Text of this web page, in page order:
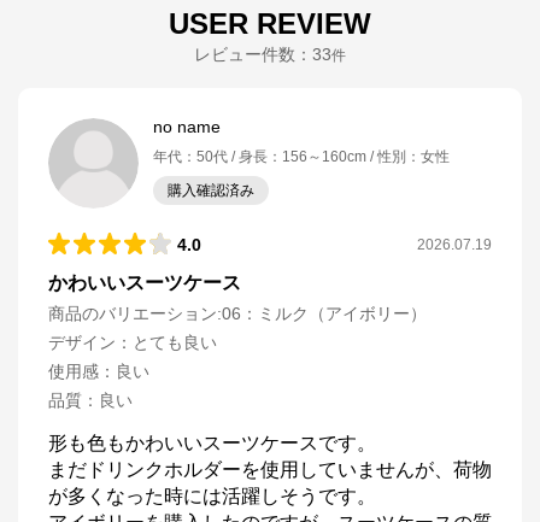
USER REVIEW
レビュー件数： 33件
no name
年代 ： 50代 身長 ： 156～160cm 性別 ： 女性
購入確認済み
4.0 2026.07.19
かわいいスーツケース
商品のバリエーション:06：ミルク（アイボリー）
デザイン ： とても良い
使用感 ： 良い
品質 ： 良い
形も色もかわいいスーツケースです。
まだドリンクホルダーを使用していませんが、荷物
が多くなった時には活躍しそうです。